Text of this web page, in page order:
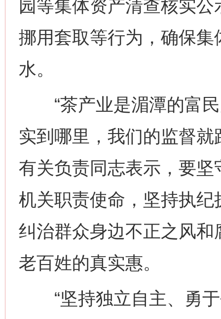
园等集体资产清查核实
挪用套取等行为，确保
水。
“茶产业是湄潭的富民
实到哪里，我们的监督
有关负责同志表示，要
机关职责使命，坚持执
纠治群众身边不正之风
老百姓的真实惠。
“坚持独立自主、勇于